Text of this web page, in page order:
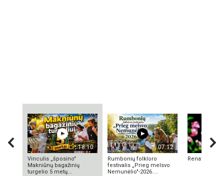
18:10
Vinculis „šposino"
Makniūnų bagažinių
turgelio 5 metų...
07:12
Rumbonių folkloro
festivalis „Prieg melsvo
Nemunėlio"-2026....
Renata